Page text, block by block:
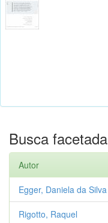
Busca facetada
Autor
Egger, Daniela da Silva
Rigotto, Raquel